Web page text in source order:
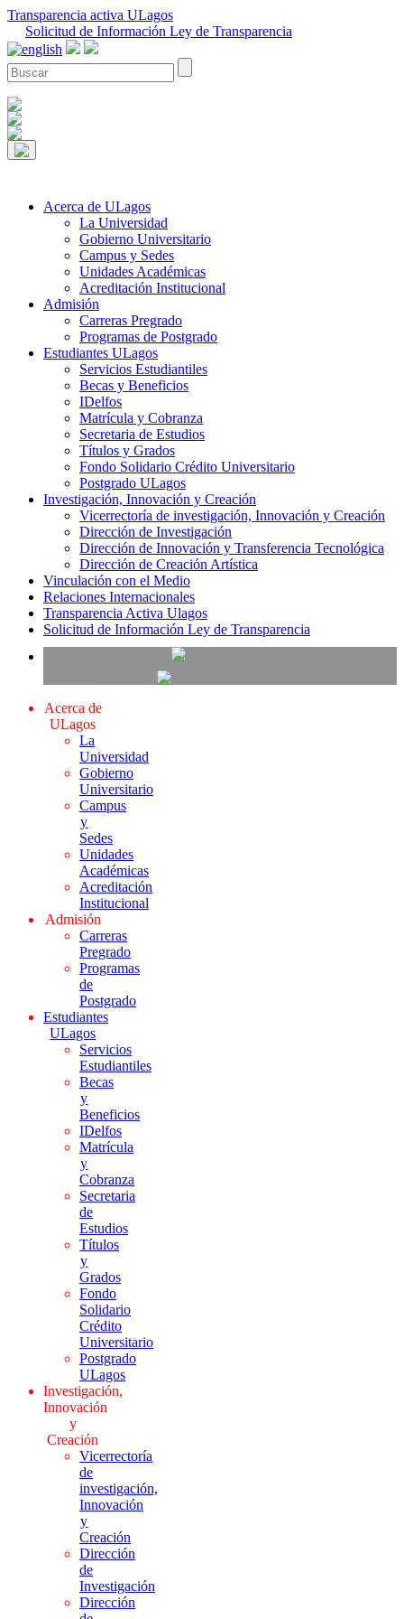
Transparencia activa ULagos
Solicitud de Información Ley de Transparencia
Acerca de ULagos
La Universidad
Gobierno Universitario
Campus y Sedes
Unidades Académicas
Acreditación Institucional
Admisión
Carreras Pregrado
Programas de Postgrado
Estudiantes ULagos
Servicios Estudiantiles
Becas y Beneficios
IDelfos
Matrícula y Cobranza
Secretaria de Estudios
Títulos y Grados
Fondo Solidario Crédito Universitario
Postgrado ULagos
Investigación, Innovación y Creación
Vicerrectoría de investigación, Innovación y Creación
Dirección de Investigación
Dirección de Innovación y Transferencia Tecnológica
Dirección de Creación Artística
Vinculación con el Medio
Relaciones Internacionales
Transparencia Activa Ulagos
Solicitud de Información Ley de Transparencia
Acerca de
ULagos
La
Universidad
Gobierno
Universitario
Campus
y
Sedes
Unidades
Académicas
Acreditación
Institucional
Admisión
Carreras
Pregrado
Programas
de
Postgrado
Estudiantes
ULagos
Servicios
Estudiantiles
Becas
y
Beneficios
IDelfos
Matrícula
y
Cobranza
Secretaria
de
Estudios
Títulos
y
Grados
Fondo
Solidario
Crédito
Universitario
Postgrado
ULagos
Investigación,
Innovación
y
Creación
Vicerrectoría
de
investigación,
Innovación
y
Creación
Dirección
de
Investigación
Dirección